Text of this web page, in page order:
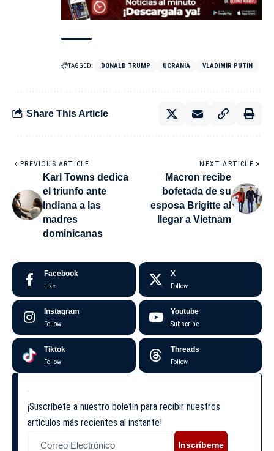
TAGGED: DONALD TRUMP UCRANIA VLADIMIR PUTIN
Share This Article
PREVIOUS ARTICLE
Karl Towns dedica
el triunfo ante
Indiana a las
madres
dominicanas
NEXT ARTICLE
Macron recibe
bofetada de su
esposa Brigitte al
llegar a Vietnam
Facebook
Like
X
Follow
Instagram
Follow
Youtube
Subscribe
Tiktok
Follow
Threads
Follow
¡Suscríbete a nuestro boletín para recibir nuestros
artículos más recientes al instante!
Inscríbeme